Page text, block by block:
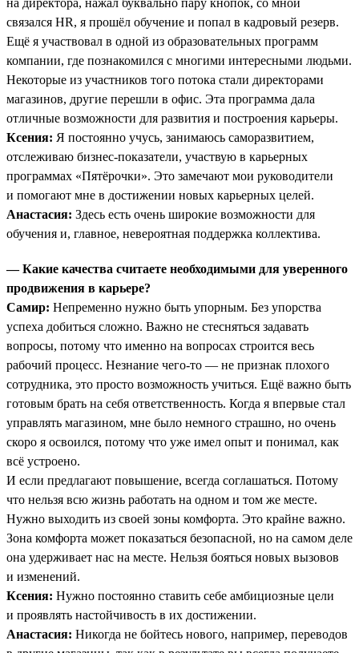
связался HR, я прошёл обучение и попал в кадровый резерв.
Ещё я участвовал в одной из образовательных программ
компании, где познакомился с многими интересными людьми.
Некоторые из участников того потока стали директорами
магазинов, другие перешли в офис. Эта программа дала
отличные возможности для развития и построения карьеры.
Ксения: Я постоянно учусь, занимаюсь саморазвитием,
отслеживаю бизнес-показатели, участвую в карьерных
программах «Пятёрочки». Это замечают мои руководители
и помогают мне в достижении новых карьерных целей.
Анастасия: Здесь есть очень широкие возможности для
обучения и, главное, невероятная поддержка коллектива.
— Какие качества считаете необходимыми для уверенного
продвижения в карьере?
Самир: Непременно нужно быть упорным. Без упорства
успеха добиться сложно. Важно не стесняться задавать
вопросы, потому что именно на вопросах строится весь
рабочий процесс. Незнание чего-то — не признак плохого
сотрудника, это просто возможность учиться. Ещё важно быть
готовым брать на себя ответственность. Когда я впервые стал
управлять магазином, мне было немного страшно, но очень
скоро я освоился, потому что уже имел опыт и понимал, как
всё устроено.
И если предлагают повышение, всегда соглашаться. Потому
что нельзя всю жизнь работать на одном и том же месте.
Нужно выходить из своей зоны комфорта. Это крайне важно.
Зона комфорта может показаться безопасной, но на самом деле
она удерживает нас на месте. Нельзя бояться новых вызовов
и изменений.
Ксения: Нужно постоянно ставить себе амбициозные цели
и проявлять настойчивость в их достижении.
Анастасия: Никогда не бойтесь нового, например, переводов